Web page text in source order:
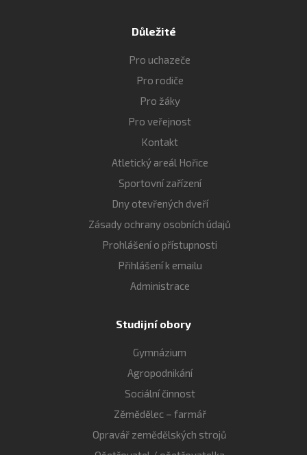
Důležité
Pro uchazeče
Pro rodiče
Pro žáky
Pro veřejnost
Kontakt
Atletický areál Hořice
Sportovní zařízení
Dny otevřených dveří
Zásady ochrany osobních údajů
Prohlášení o přístupnosti
Přihlášení k emailu
Administrace
Studijní obory
Gymnázium
Agropodnikání
Sociální činnost
Zěmědělec – farmář
Opravář zemědělských strojů